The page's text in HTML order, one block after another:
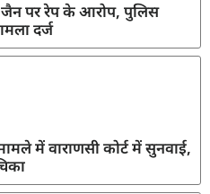
जैन पर रेप के आरोप, पुलिस
दर्ज
में वाराणसी कोर्ट में सुनवाई,